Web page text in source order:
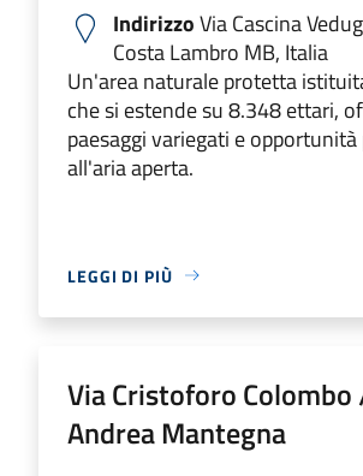
IndirizzoVia Cascina
Costa Lambro MB, Italia
Un'area naturale protetta
che si estende su 8.348 ettari,
paesaggi variegati e
all'aria aperta.
LEGGI DI PIÙ
Via Cristoforo Colombo
Andrea Mantegna